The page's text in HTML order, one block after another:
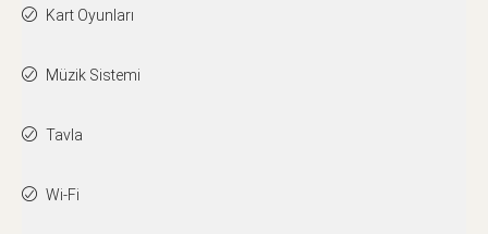
Kart Oyunları
Müzik Sistemi
Tavla
Wi-Fi